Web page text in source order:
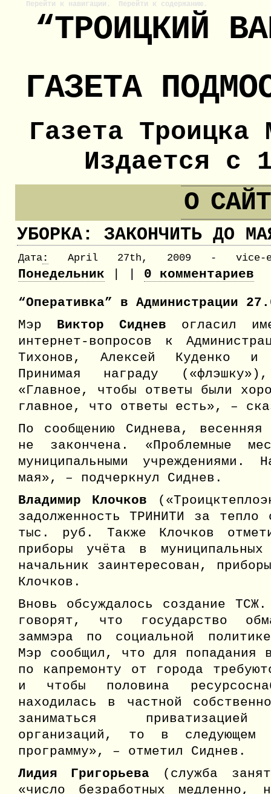
Перейти к навигации. Перейти к содержанию.
“ТРОИЦКИЙ
ГАЗЕТА
Газета Троицка
Издается с
О
УБОРКА: ЗАКОНЧИТЬ ДО
Дата: April 27th, 2009 - vice-
Понедельник 0 комментариев
“Оперативка” в Администрации
Мэр Виктор Сиднев огласил
интернет-вопросов к
Тихонов, Алексей Куденко и
Принимая награду
«Главное, чтобы ответы были
главное, что ответы есть», –
По сообщению Сиднева,
не закончена. «Проблемные
муниципальными
мая», – подчеркнул Сиднев.
Владимир Клочков
задолженность ТРИНИТИ за
тыс. руб. Также Клочков
приборы учёта в
начальник заинтересован,
Клочков.
Вновь обсуждалось создание
говорят, что государство
заммэра по социальной
Мэр сообщил, что для попадания
по капремонту от города
и чтобы половина
находилась в частной
заниматься приватизацией
организаций, то в
программу», – отметил Сиднев.
Лидия Григорьева (служба
«число безработных медленно,